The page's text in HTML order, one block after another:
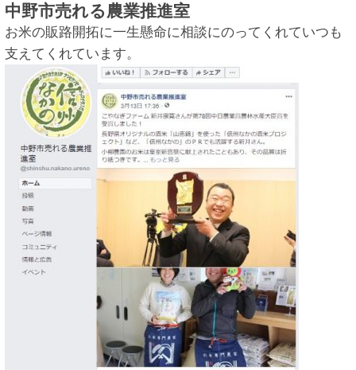
中野市売れる農業推進室
お米の販路開拓に一生懸命に相談にのってくれていつも
支えてくれています。